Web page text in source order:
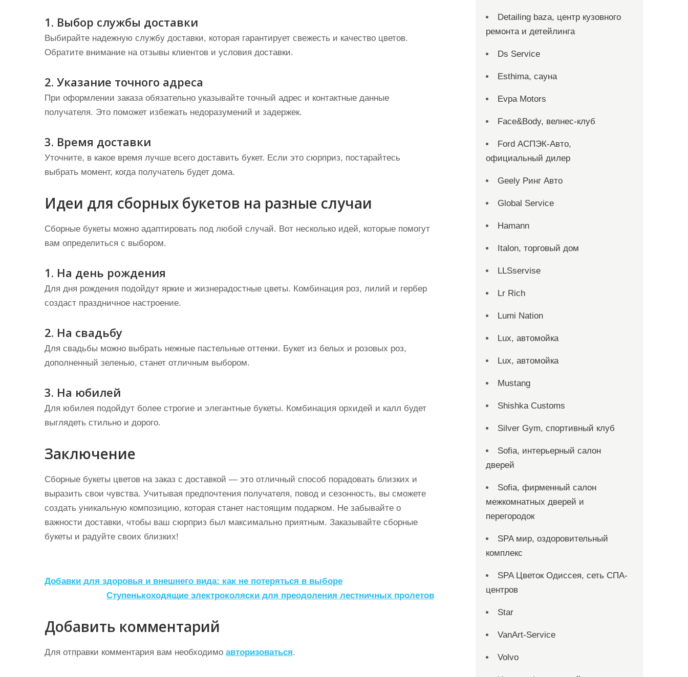
1. Выбор службы доставки
Выбирайте надежную службу доставки, которая гарантирует свежесть и качество цветов.
Обратите внимание на отзывы клиентов и условия доставки.
2. Указание точного адреса
При оформлении заказа обязательно указывайте точный адрес и контактные данные
получателя. Это поможет избежать недоразумений и задержек.
3. Время доставки
Уточните, в какое время лучше всего доставить букет. Если это сюрприз, постарайтесь
выбрать момент, когда получатель будет дома.
Идеи для сборных букетов на разные случаи
Сборные букеты можно адаптировать под любой случай. Вот несколько идей, которые помогут
вам определиться с выбором.
1. На день рождения
Для дня рождения подойдут яркие и жизнерадостные цветы. Комбинация роз, лилий и гербер
создаст праздничное настроение.
2. На свадьбу
Для свадьбы можно выбрать нежные пастельные оттенки. Букет из белых и розовых роз,
дополненный зеленью, станет отличным выбором.
3. На юбилей
Для юбилея подойдут более строгие и элегантные букеты. Комбинация орхидей и калл будет
выглядеть стильно и дорого.
Заключение
Сборные букеты цветов на заказ с доставкой — это отличный способ порадовать близких и
выразить свои чувства. Учитывая предпочтения получателя, повод и сезонность, вы сможете
создать уникальную композицию, которая станет настоящим подарком. Не забывайте о
важности доставки, чтобы ваш сюрприз был максимально приятным. Заказывайте сборные
букеты и радуйте своих близких!
Н
в
и
г
Добавки для здоровья и внешнего вида: как не потеряться в выборе
Ступенькоходящие электроколяски для преодоления лестничных пролетов
Добавить комментарий
Для отправки комментария вам необходимо авторизоваться.
Detailing baza, центр кузовного
ремонта и детейлинга
Ds Service
Esthima, сауна
Evpa Motors
Face&Body, велнес-клуб
Ford АСПЭК-Авто,
официальный дилер
Geely Ринг Авто
Global Service
Hamann
Italon, торговый дом
LLSservise
Lr Rich
Lumi Nation
Lux, автомойка
Lux, автомойка
Mustang
Shishka Customs
Silver Gym, спортивный клуб
Sofia, интерьерный салон
дверей
Sofia, фирменный салон
межкомнатных дверей и
перегородок
SPA мир, оздоровительный
комплекс
SPA Цветок Одиссея, сеть СПА-
центров
Star
VanArt-Service
Volvo